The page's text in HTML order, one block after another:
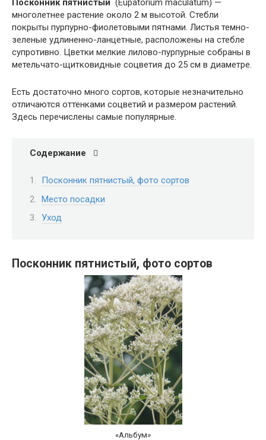
многолетнее растение около 2 м высотой. Стебли
покрыты пурпурно-фиолетовыми пятнами. Листья темно-
зеленые удлиненно-ланцетные, расположены на стебле
супротивно. Цветки мелкие лилово-пурпурные собраны в
метельчато-щитковидные соцветия до 25 см в диаметре.
Есть достаточно много сортов, которые незначительно
отличаются оттенками соцветий и размером растений.
Здесь перечислены самые популярные.
Содержание
Посконник пятнистый, фото сортов
Место посадки
Уход
Посконник пятнистый, фото сортов
«Альбум»